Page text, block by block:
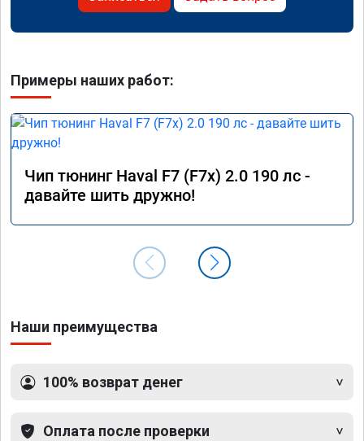
Примеры наших работ:
Чип тюнинг Haval F7 (F7x) 2.0 190 лс -
давайте шить дружно!
Наши преимущества
100% возврат денег
Оплата после проверки